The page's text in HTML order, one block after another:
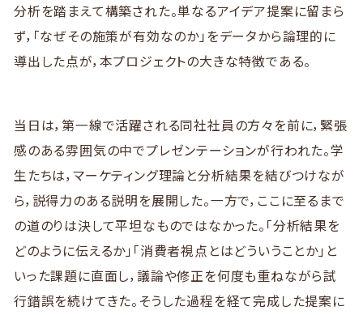
分析を踏まえて構築された。単なるアイデア提案に留まら
ず，「なぜその施策が有効なのか」をデータから論理的に
導出した点が，本プロジェクトの大きな特徴である。
当日は，第一線で活躍される同社社員の方々を前に，緊張
感のある雰囲気の中でプレゼンテーションが行われた。学
生たちは，マーケティング理論と分析結果を結びつけなが
ら，説得力のある説明を展開した。一方で，ここに至るまで
の道のりは決して平坦なものではなかった。「分析結果を
どのように伝えるか」「消費者視点とはどういうことか」と
いった課題に直面し，議論や修正を何度も重ねながら試
行錯誤を続けてきた。そうした過程を経て完成した提案に